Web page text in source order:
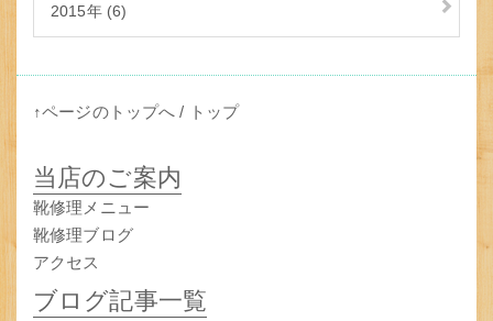
2015年 (6)
↑ページのトップへ / トップ
当店のご案内
靴修理メニュー
靴修理ブログ
アクセス
ブログ記事一覧